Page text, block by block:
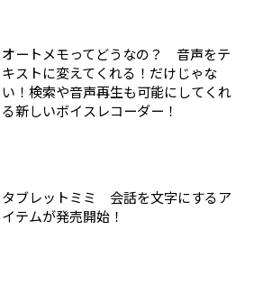
オートメモってどうなの？ 音声をテ
キストに変えてくれる！だけじゃな
い！検索や音声再生も可能にしてくれ
る新しいボイスレコーダー！
タブレットミミ 会話を文字にするア
イテムが発売開始！